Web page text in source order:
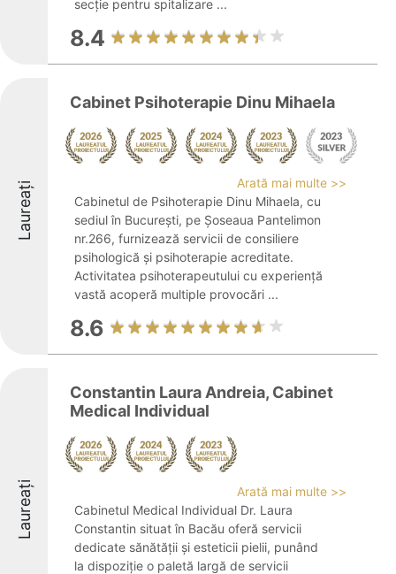
secție pentru spitalizare ...
8.4
Laureați
Cabinet Psihoterapie Dinu Mihaela
Arată mai multe >>
Cabinetul de Psihoterapie Dinu Mihaela, cu
sediul în București, pe Șoseaua Pantelimon
nr.266, furnizează servicii de consiliere
psihologică și psihoterapie acreditate.
Activitatea psihoterapeutului cu experiență
vastă acoperă multiple provocări ...
8.6
Laureați
Constantin Laura Andreia, Cabinet
Medical Individual
Arată mai multe >>
Cabinetul Medical Individual Dr. Laura
Constantin situat în Bacău oferă servicii
dedicate sănătății și esteticii pielii, punând
la dispoziție o paletă largă de servicii